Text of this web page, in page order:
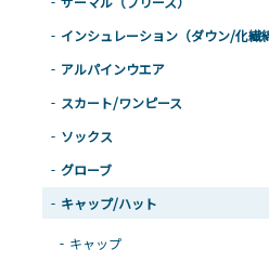
インシュレーション（ダウン/化繊
アルパインウエア
スカート/ワンピース
ソックス
グローブ
キャップ/ハット
キャップ